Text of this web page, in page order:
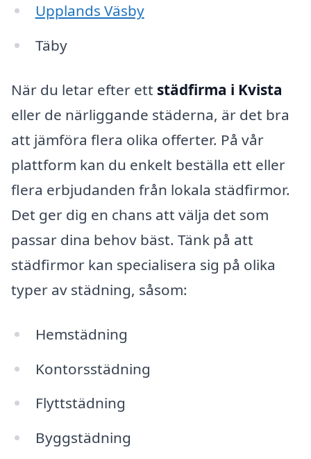
Upplands Väsby
Täby
När du letar efter ett städfirma i Kvista
eller de närliggande städerna, är det bra
att jämföra flera olika offerter. På vår
plattform kan du enkelt beställa ett eller
flera erbjudanden från lokala städfirmor.
Det ger dig en chans att välja det som
passar dina behov bäst. Tänk på att
städfirmor kan specialisera sig på olika
typer av städning, såsom:
Hemstädning
Kontorsstädning
Flyttstädning
Byggstädning